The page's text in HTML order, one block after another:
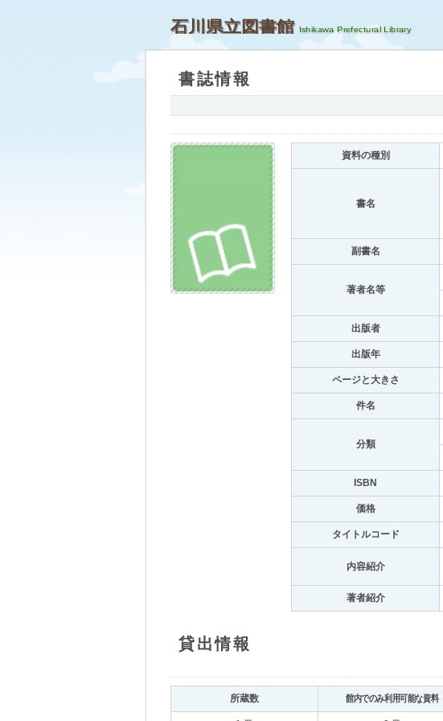
石川県立図書館
書誌情報
資料の種別
書名
副書名
著者名等
出版者
出版年
ページと大きさ
件名
分類
ISBN
価格
タイトルコード
内容紹介
著者紹介
貸出情報
所蔵数 館内でのみ利用可能な資料